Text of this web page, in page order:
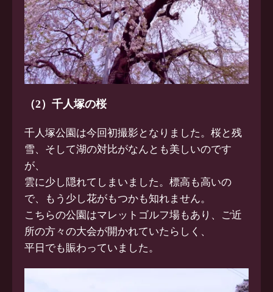
（2）千人塚の桜
千人塚公園は今回初撮影となりました。桜と残
雪、そして湖の対比がなんとも美しいのです
が、
雲に少し隠れてしまいました。標高も高いの
で、もう少し花がもつかも知れません。
こちらの公園はマレットゴルフ場もあり、ご近
所の方々の大会が開かれていたらしく、
平日でも賑わっていました。